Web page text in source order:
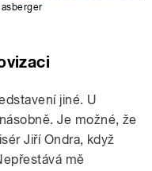
jiné. U
Je možné, že
Jiří Ondra, když
mě